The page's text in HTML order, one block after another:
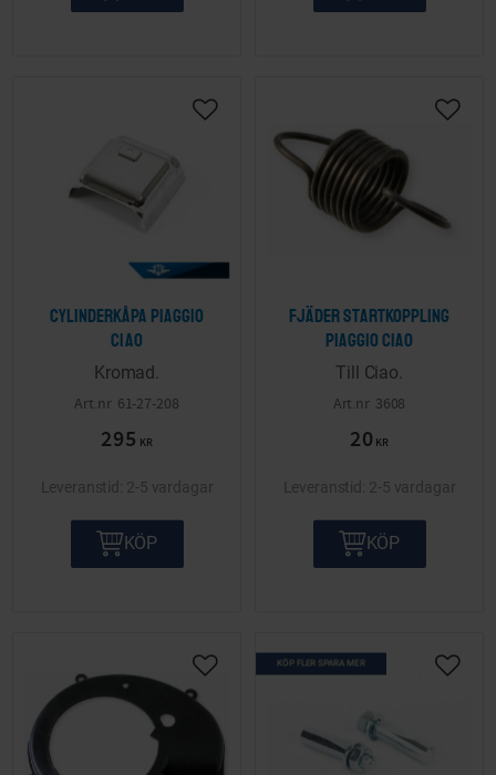
Cylinderkåpa Piaggio
Ciao
Kromad.
61-27-208
295 KR
Lägg till i önskelista
2-5 vardagar
KÖP
Fjäder startkoppling
Piaggio Ciao
Till Ciao.
3608
20 KR
Lägg
2-5 vardagar
KÖP
Lägg till i önskelista
KÖP FLER SPARA MER
Lägg